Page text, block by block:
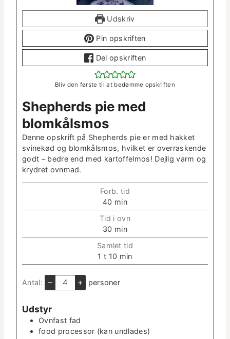
Udskriv
Pin opskriften
Del opskriften
Bliv den første til at bedømme opskriften
Shep­herds pie med
blomkålsmos
Denne opskrift på Shep­herds pie er med hakket
svinekød og blomkålsmos, hvilket er over­rask­ende
godt – bedre end med kartof­fel­mos! Dejlig varm og
kry­dret ovnmad.
Forb. tid
40 m
i
n
u
t
­
e
min
Tid i ovn
30 m
i
n
­
t
min
Sam­let tid
1 t
i
e
t 10 m
i
­
t
min
Antal: – + per­son­er
Udstyr
Ovn­fast fad
food proces­sor (kan und­lades)